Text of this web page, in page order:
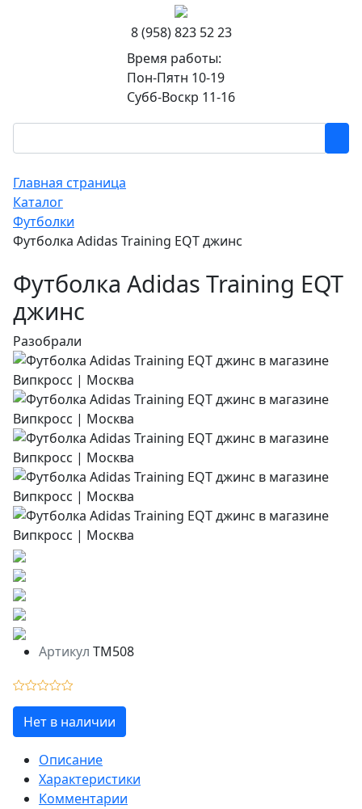
8 (958) 823 52 23
Время работы:
Пон-Пятн 10-19
Субб-Воскр 11-16
Главная страница
Каталог
Футболки
Футболка Adidas Training EQT джинс
Футболка Adidas Training EQT
джинс
Разобрали
Артикул TM508
Нет в наличии
Описание
Характеристики
Комментарии